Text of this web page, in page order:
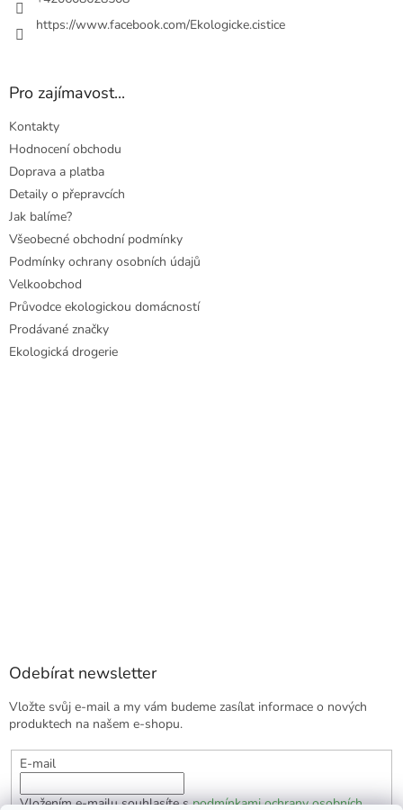
https://www.facebook.com/Ekologicke.cistice
Pro zajímavost...
Kontakty
Hodnocení obchodu
Doprava a platba
Detaily o přepravcích
Jak balíme?
Všeobecné obchodní podmínky
Podmínky ochrany osobních údajů
Velkoobchod
Průvodce ekologickou domácností
Prodávané značky
Ekologická drogerie
Odebírat newsletter
Vložte svůj e-mail a my vám budeme zasílat informace o nových
produktech na našem e-shopu.
E-mail
Vložením e-mailu souhlasíte spodmínkami ochrany osobních